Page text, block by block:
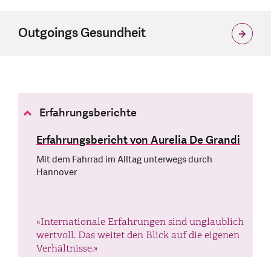
Outgoings Gesundheit
Erfahrungsberichte
Erfahrungsbericht von Aurelia De Grandi
Mit dem Fahrrad im Alltag unterwegs durch
Hannover
«Internationale Erfahrungen sind unglaublich
wertvoll. Das weitet den Blick auf die eigenen
Verhältnisse.»